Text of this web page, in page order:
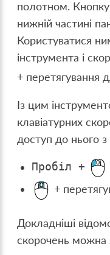
полотном.
нижній частині
Користуватися
інструмента і
+ перетягування
Із цим
клавіатурних
доступ до нього з
Пробіл +
+
Докладніші
скорочень можна